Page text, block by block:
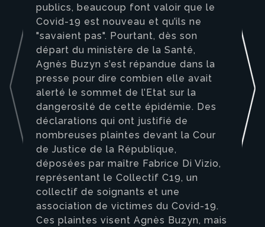
publics, beaucoup font valoir que le
Covid-19 est nouveau et qu’ils ne
"savaient pas". Pourtant, dès son
départ du ministère de la Santé,
Agnès Buzyn s’est répandue dans la
presse pour dire combien elle avait
alerté le sommet de l’Etat sur la
dangerosité de cette épidémie. Des
déclarations qui ont justifié de
nombreuses plaintes devant la Cour
de Justice de la République,
déposées par maître Fabrice Di Vizio,
représentant le Collectif C19, un
collectif de soignants et une
association de victimes du Covid-19.
Ces plaintes visent Agnès Buzyn, mais